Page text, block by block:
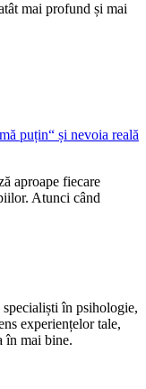
mai profund și mai
puțin“ și nevoia reală
aproape fiecare
Atunci când
în psihologie,
experiențelor tale,
în mai bine.